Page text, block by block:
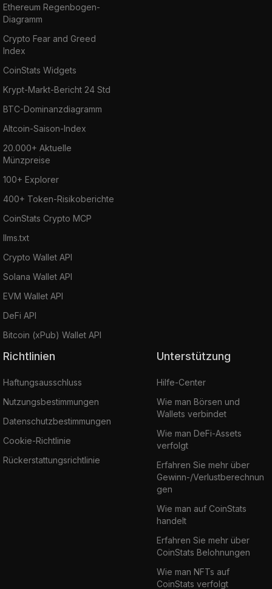
Ethereum Regenbogen-
Diagramm
Crypto Fear and Greed
Index
CoinStats Widgets
Krypt-Markt-Bericht 24 Std
BTC-Dominanzdiagramm
Altcoin-Saison-Index
20.000+ Aktuelle
Münzpreise
100+ Explorer
400+ Token-Risikoberichte
CoinStats Crypto MCP
llms.txt
Crypto Wallet API
Solana Wallet API
EVM Wallet API
DeFi API
Bitcoin (xPub) Wallet API
Richtlinien
Haftungsausschluss
Nutzungsbestimmungen
Datenschutzbestimmungen
Cookie-Richtlinie
Rückerstattungsrichtlinie
Unterstützung
Hilfe-Center
Wie man Börsen und
Wallets verbindet
Wie man DeFi-Assets
verfolgt
Erfahren Sie mehr über
Gewinn-/Verlustberechnun
gen
Wie man auf CoinStats
handelt
Erfahren Sie mehr über
CoinStats Belohnungen
Wie man NFTs auf
CoinStats verfolgt